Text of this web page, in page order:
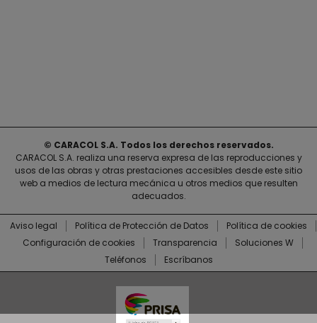
© CARACOL S.A. Todos los derechos reservados.
CARACOL S.A. realiza una reserva expresa de las reproducciones y
usos de las obras y otras prestaciones accesibles desde este sitio
web a medios de lectura mecánica u otros medios que resulten
adecuados.
Aviso legal Política de Protección de Datos
Política de cookies
Configuración de cookies
Transparencia
Soluciones W
Teléfonos
Escríbanos